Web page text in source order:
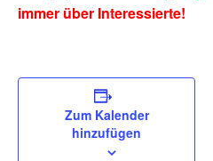
immer über Interessierte!
Zum Kalender
hinzufügen